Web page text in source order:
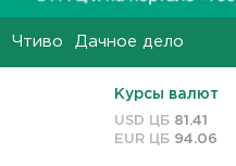
Чтиво Дачное дело
Курсы валют
USD ЦБ 81.41
EUR ЦБ 94.06